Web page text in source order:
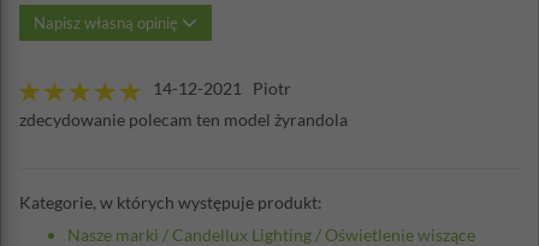
Napisz własną opinię
14-12-2021 Piotr
zdecydowanie polecam ten model żyrandola
Kategorie, w których występuje produkt:
Nasze marki /Candellux Lighting /Oświetlenie wiszące